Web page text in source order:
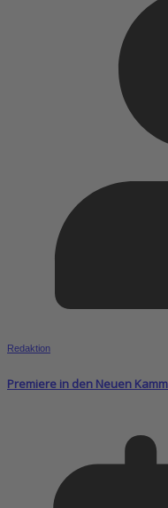
Redaktion
Premiere in den Neuen